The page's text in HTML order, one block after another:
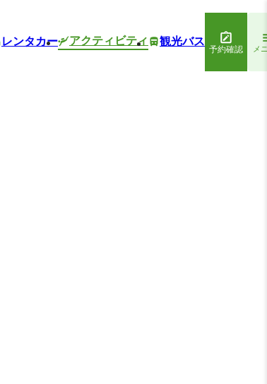
レンタカー アクティビティ 観光バス
予約確認 メ